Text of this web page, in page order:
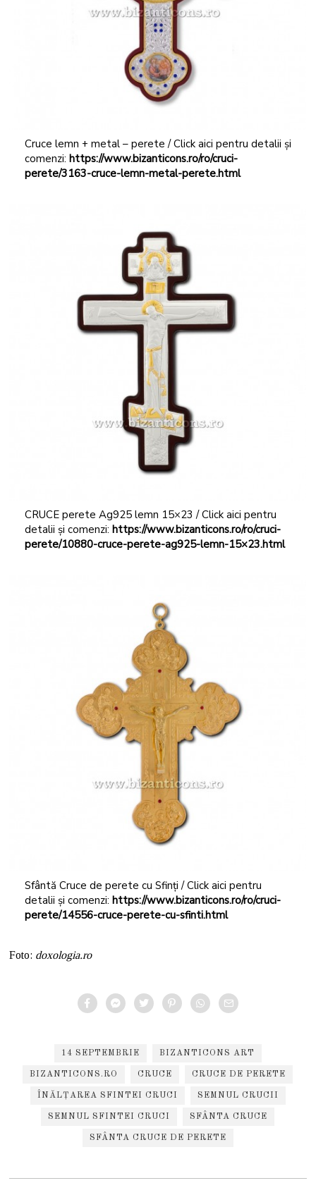
Cruce lemn + metal – perete / Click aici pentru detalii și
comenzi: https://www.bizanticons.ro/ro/cruci-
perete/3163-cruce-lemn-metal-perete.html
CRUCE perete Ag925 lemn 15×23 / Click aici pentru
detalii și comenzi: https://www.bizanticons.ro/ro/cruci-
perete/10880-cruce-perete-ag925-lemn-15×23.html
Sfântă Cruce de perete cu Sfinți / Click aici pentru
detalii și comenzi: https://www.bizanticons.ro/ro/cruci-
perete/14556-cruce-perete-cu-sfinti.html
Foto: doxologia.ro
14 SEPTEMBRIE BIZANTICONS ART
BIZANTICONS.RO CRUCE CRUCE DE PERETE
ÎNĂLȚAREA SFINTEI CRUCI SEMNUL CRUCII
SEMNUL SFINTEI CRUCI SFÂNTA CRUCE
SFÂNTA CRUCE DE PERETE